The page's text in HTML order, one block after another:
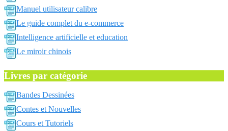
Manuel utilisateur calibre
Le guide complet du e-commerce
Intelligence artificielle et education
Le miroir chinois
Livres par catégorie
Bandes Dessinées
Contes et Nouvelles
Cours et Tutoriels